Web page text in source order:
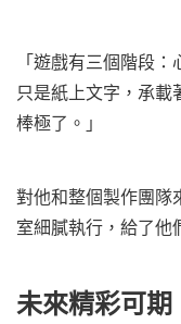
「遊戲有三個階段
只是紙上文字，承載
棒極了。」
對他和整個製作團隊
室細膩執行，給了他
未來精彩可期